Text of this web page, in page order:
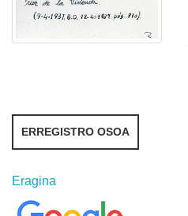
ERREGISTRO OSOA
Eragina